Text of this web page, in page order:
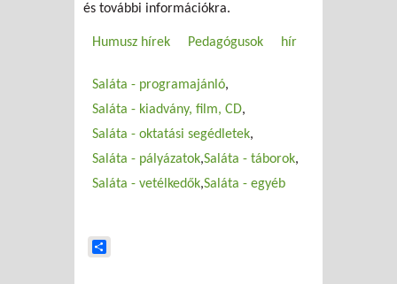
és további információkra.
Humusz hírek Pedagógusok hír
Saláta - programajánló
Saláta - kiadvány, film, CD
Saláta - oktatási segédletek
Saláta - pályázatok Saláta - táborok
Saláta - vetélkedők Saláta - egyéb